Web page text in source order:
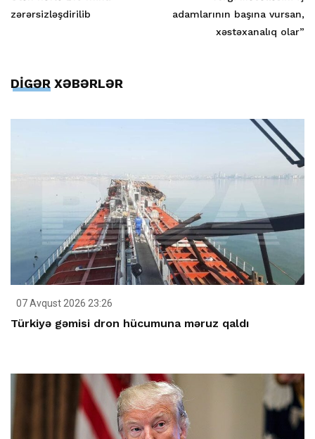
zərərsizləşdirilib
adamlarının başına vursan,
xəstəxanalıq olar”
DİGƏR XƏBƏRLƏR
07 Avqust 2026 23:26
Türkiyə gəmisi dron hücumuna məruz qaldı